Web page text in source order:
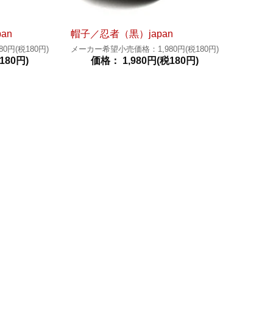
円(税180円)
円)
帽子／忍者（黒）japan
メーカー希望小売価格：1,980円(税180円)
価格： 1,980円(税180円)